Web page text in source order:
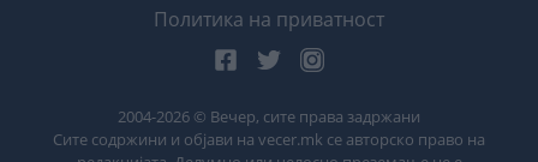
Политика на приватност
2004-2026 © Вечер, сите права задржани
Сите содржини и објави на vecer.mk се авторско право на